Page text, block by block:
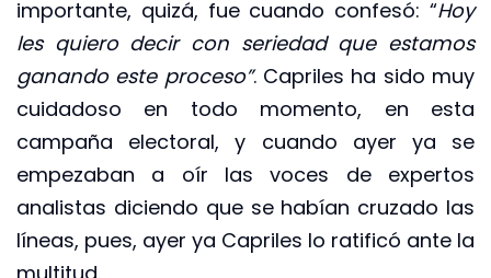
importante, quizá, fue cuando confesó: “Hoy
les quiero decir con seriedad que estamos
ganando este proceso”. Capriles ha sido muy
cuidadoso en todo momento, en esta
campaña electoral, y cuando ayer ya se
empezaban a oír las voces de expertos
analistas diciendo que se habían cruzado las
líneas, pues, ayer ya Capriles lo ratificó ante la